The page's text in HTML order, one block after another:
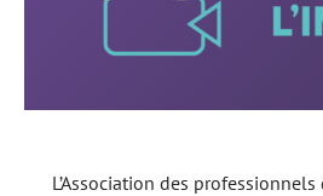
L’Association des